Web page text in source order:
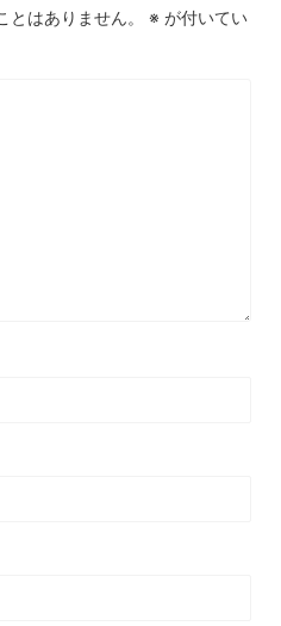
はありません。 ※ が付いてい